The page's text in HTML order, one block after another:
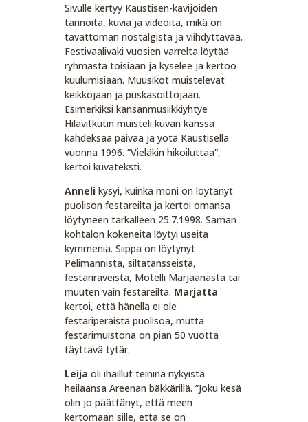
Sivulle kertyy Kaustisen-kävijöiden
tarinoita, kuvia ja videoita, mikä on
tavattoman nostalgista ja viihdyttävää.
Festivaaliväki vuosien varrelta löytää
ryhmästä toisiaan ja kyselee ja kertoo
kuulumisiaan. Muusikot muistelevat
keikkojaan ja puskasoittojaan.
Esimerkiksi kansanmusiikkiyhtye
Hilavitkutin muisteli kuvan kanssa
kahdeksaa päivää ja yötä Kaustisella
vuonna 1996. ”Vieläkin hikoiluttaa”,
kertoi kuvateksti.
Annelikysyi, kuinka moni on löytänyt
puolison festareilta ja kertoi omansa
löytyneen tarkalleen 25.7.1998. Saman
kohtalon kokeneita löytyi useita
kymmeniä. Siippa on löytynyt
Pelimannista, siltatansseista,
festariraveista, Motelli Marjaanasta tai
muuten vain festareilta. Marjatta
kertoi, että hänellä ei ole
festariperäistä puolisoa, mutta
festarimuistona on pian 50 vuotta
täyttävä tytär.
Leijaoli ihaillut teininä nykyistä
heilaansa Areenan bäkkärillä. ”Joku kesä
olin jo päättänyt, että meen
kertomaan sille, että se on